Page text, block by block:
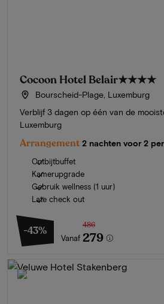
Cocoon Hotel Belair★★★★
Bourscheid-Plage, Luxemburg
Verblijf 3 dagen op één van de
Luxemburg
Arrangement 2 nachten voor 2
Ontbijtbuffet
Kamerupgrade
Gebruik wellness (1 uur)
Late check out
-43%
Vanaf
486
279